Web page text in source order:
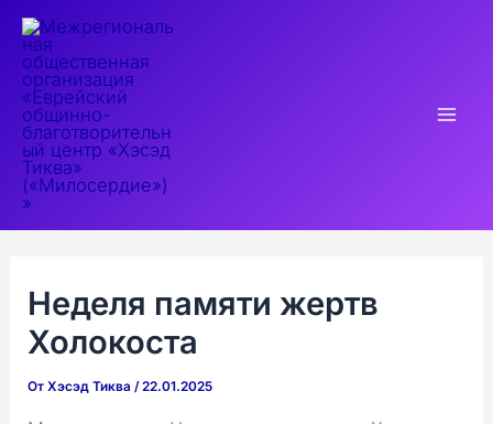
Перейти
содержимому
Неделя памяти жертв
Холокоста
ОтХэсэд Тиква/22.01.2025